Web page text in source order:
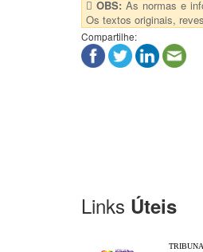
OBS: As normas e
Os textos originais,
Compartilhe:
Links Úteis